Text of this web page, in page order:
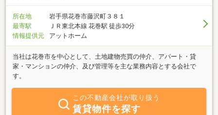
所在地
岩手県花巻市藤沢町３８１
最寄駅
ＪＲ東北本線 花巻駅 徒歩30分
情報提供元
アットホーム
当社は花巻市を中心として、土地建物売買の仲介、アパート・貸
家・マンションの仲介、及び管理等を主な業務内容とする会社で
す。
この不動産会社が取り扱う
賃貸物件を探す